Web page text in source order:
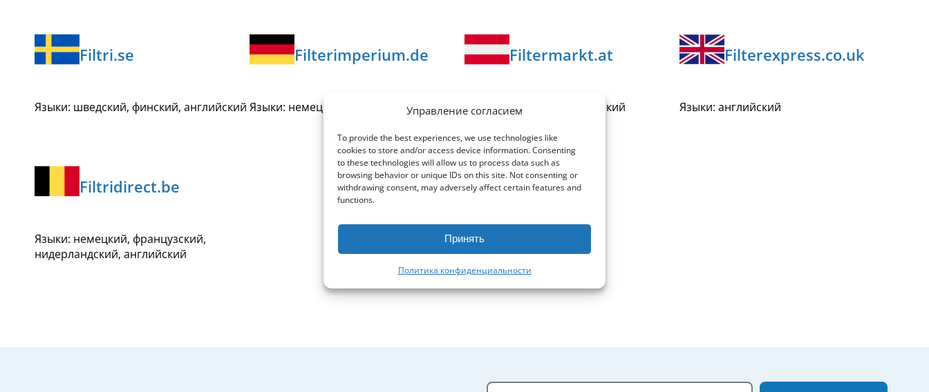
Управление согласием
To provide the best experiences, we use technologies like
cookies to store and/or access device information. Consenting
to these technologies will allow us to process data such as
browsing behavior or unique IDs on this site. Not consenting or
withdrawing consent, may adversely affect certain features and
functions.
Принять
Политика конфиденциальности
Filtri.se
Языки: шведский, финский, английский
Filterimperium.de
Языки: немецкий, английский
Filtermarkt.at
Языки: немецкий, английский
Filterexpress.co.uk
Языки: английский
Filtridirect.be
Языки: немецкий, французский,
нидерландский, английский